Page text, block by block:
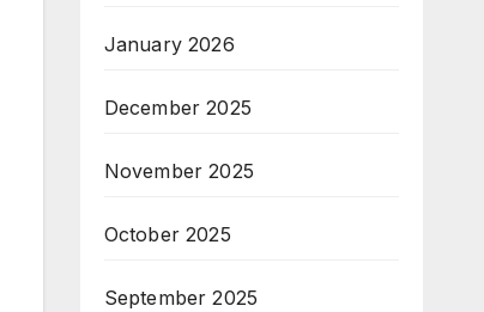
January 2026
December 2025
November 2025
October 2025
September 2025